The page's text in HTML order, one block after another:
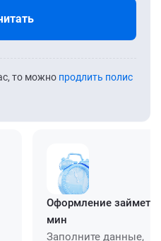
то можно продлить полис
Оформление займет
мин
Заполните данные,